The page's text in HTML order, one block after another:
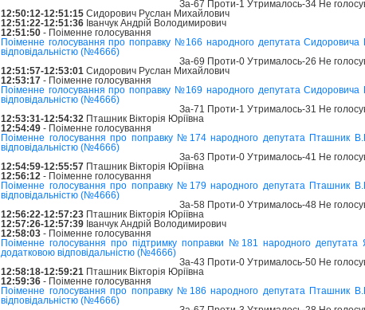
За-67 Проти-1 Утрималось-34 Не
12:50:12-12:51:15 Сидорович Руслан Михайлович
12:51:22-12:51:36 Іванчук Андрій Володимирович
12:51:50 - Поіменне голосування
Поіменне голосування про поправку №166 народного депутата
відповідальністю (№4666)
За-69 Проти-0 Утрималось-26 Не
12:51:57-12:53:01 Сидорович Руслан Михайлович
12:53:17 - Поіменне голосування
Поіменне голосування про поправку №169 народного депутата
відповідальністю (№4666)
За-71 Проти-1 Утрималось-31 Не
12:53:31-12:54:32 Пташник Вікторія Юріївна
12:54:49 - Поіменне голосування
Поіменне голосування про поправку №174 народного депутата Пташник
відповідальністю (№4666)
За-63 Проти-0 Утрималось-41 Не
12:54:59-12:55:57 Пташник Вікторія Юріївна
12:56:12 - Поіменне голосування
Поіменне голосування про поправку №179 народного депутата Пташник
відповідальністю (№4666)
За-58 Проти-0 Утрималось-48 Не
12:56:22-12:57:23 Пташник Вікторія Юріївна
12:57:26-12:57:39 Іванчук Андрій Володимирович
12:58:03 - Поіменне голосування
Поіменне голосування про підтримку поправки №181 народного
додатковою відповідальністю (№4666)
За-43 Проти-0 Утрималось-50 Не
12:58:18-12:59:21 Пташник Вікторія Юріївна
12:59:36 - Поіменне голосування
Поіменне голосування про поправку №186 народного депутата Пташник
відповідальністю (№4666)